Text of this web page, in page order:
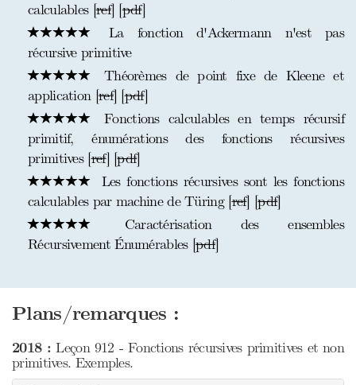
calculables [ref] [pdf]
La fonction d'Ackermann n'est pas
récursive primitive
Théorèmes de point fixe de Kleene et
application [ref] [pdf]
Fonctions calculables en temps récursif
primitif, énumérations des fonctions récursives
primitives [ref] [pdf]
Les fonctions récursives sont les fonctions
calculables par machine de Türing [ref] [pdf]
Caractérisation des ensembles
Récursivement Énumérables [pdf]
Plans/remarques :
2018 : Leçon 912 - Fonctions récursives primitives et non
primitives. Exemples.